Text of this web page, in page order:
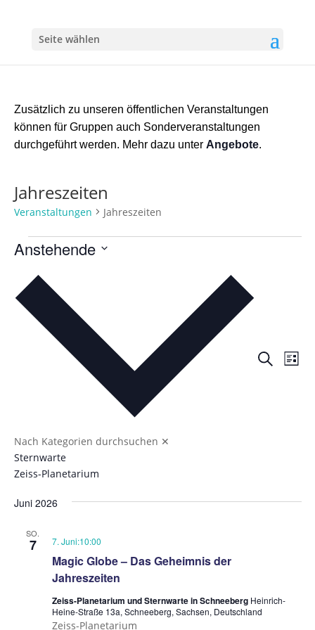
Seite wählen
Zusätzlich zu unseren öffentlichen Veranstaltungen
können für Gruppen auch Sonderveranstaltungen
durchgeführt werden. Mehr dazu unter Angebote.
Jahreszeiten
Veranstaltungen Jahreszeiten
Veranstaltungen
SucheListe
Anstehende
wählen.
Nach Kategorien durchsuchen ✕
Sternwarte
Zeiss-Planetarium
Juni 2026
SO.
7
Magic Globe – Das Geheimnis der
Jahreszeiten
7. Juni:10:00
Zeiss-Planetarium und Sternwarte in Schneeberg Heinrich-
Heine-Straße 13a, Schneeberg, Sachsen, Deutschland
Zeiss-Planetarium